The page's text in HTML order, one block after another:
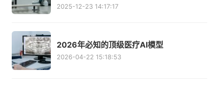
2025-12-23 14:17:17
2026年必知的顶级医疗AI模型
2026-04-22 15:18:53